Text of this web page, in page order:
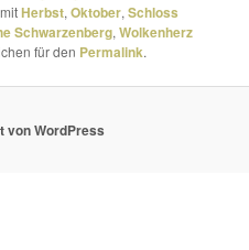
Herbst,Oktober,Schloss
Schwarzenberg,Wolkenherz
für den Permalink.
von WordPress